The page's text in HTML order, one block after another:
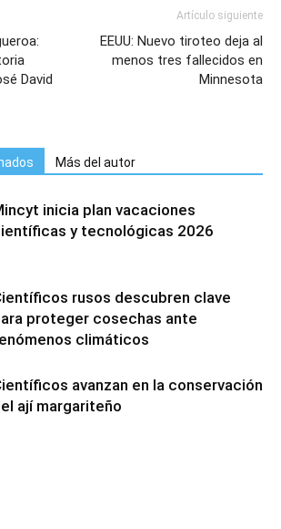
David
Artículo siguiente
EEUU: Nuevo tiroteo deja al
menos tres fallecidos en
Minnesota
Más del autor
inicia plan vacaciones
y tecnológicas 2026
rusos descubren clave
proteger cosechas ante
climáticos
avanzan en la conservación
ají margariteño